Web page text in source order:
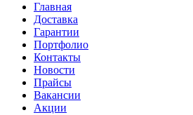
Главная
Доставка
Гарантии
Портфолио
Контакты
Новости
Прайсы
Вакансии
Акции